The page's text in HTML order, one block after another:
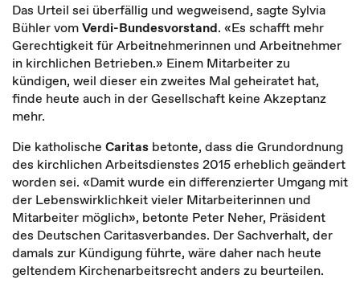
Das Urteil sei überfällig und wegweisend, sagte Sylvia
Bühler vomVerdi-Bundesvorstand. «Es schafft mehr
Gerechtigkeit für Arbeitnehmerinnen und Arbeitnehmer
in kirchlichen Betrieben.» Einem Mitarbeiter zu
kündigen, weil dieser ein zweites Mal geheiratet hat,
finde heute auch in der Gesellschaft keine Akzeptanz
mehr.
Die katholische Caritas betonte, dass die Grundordnung
des kirchlichen Arbeitsdienstes 2015 erheblich geändert
worden sei. «Damit wurde ein differenzierter Umgang mit
der Lebenswirklichkeit vieler Mitarbeiterinnen und
Mitarbeiter möglich», betonte Peter Neher, Präsident
des Deutschen Caritasverbandes. Der Sachverhalt, der
damals zur Kündigung führte, wäre daher nach heute
geltendem Kirchenarbeitsrecht anders zu beurteilen.